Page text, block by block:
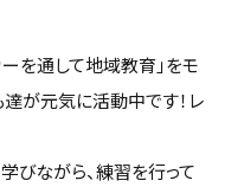
を通して地域教育」をモ
が元気に活動中です！レ
びながら、練習を行って